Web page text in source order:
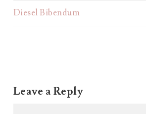
Diesel Bibendum
Leave a Reply